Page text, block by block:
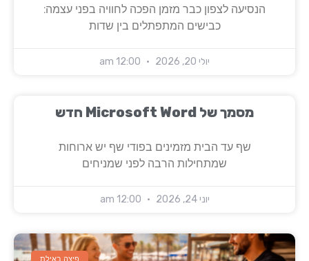
הנסיעה לצפון כבר מזמן הפכה לחוויה בפני עצמה:
כבישים המתפתלים בין שדות
יולי 20, 2026
‏‏מסמך של Microsoft Word חדש
שף עד הבית מזמינים בפודי שף יש ארוחות
שמתחילות הרבה לפני שמניחים
יוני 24, 2026
פיצה באילת